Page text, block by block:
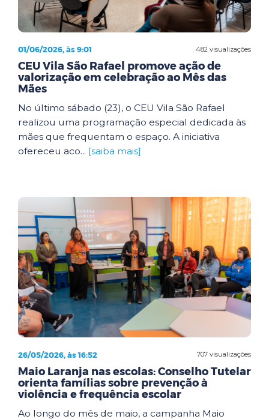
482 visualizações
01/06/2026, às 9:01
CEU Vila São Rafael promove ação de
valorização em celebração ao Mês das
Mães
No último sábado (23), o CEU Vila São Rafael
realizou uma programação especial dedicada às
mães que frequentam o espaço. A iniciativa
ofereceu aco... [saiba mais]
707 visualizações
26/05/2026, às 16:52
Maio Laranja nas escolas: Conselho Tutelar
orienta famílias sobre prevenção à
violência e frequência escolar
Ao longo do mês de maio, a campanha Maio